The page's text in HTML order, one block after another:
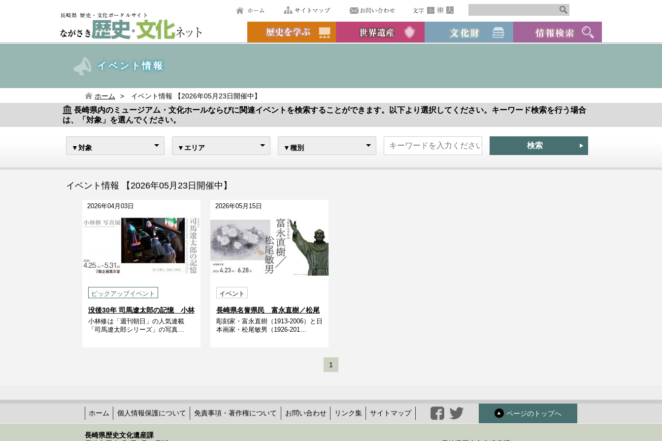
イベント情報
ホーム イベント情報 【2026年05月23日開催中】
長崎県内のミュージアム・文化ホールならびに関連イベントを検索することができます。以下より選択してください。キーワード検索を行う場合
は、「対象」を選んでください。
▼対象 ▼エリア ▼種別
イベント情報 【2026年05月23日開催中】
2026年04月03日
ピックアップイベント
没後30年 司馬遼󠄁太郎の記憶 小林
修 写真展
小林修は「週刊朝日」の人気連載
「司馬遼󠄁太郎シリーズ」の写真…
2026年05月15日
イベント
長崎県名誉県民 富永直樹／松尾
敏男
彫刻家・富永直樹（1913-2006）と日
本画家・松尾敏男（1926-201…
1
ホーム 個人情報保護について 免責事項・著作権について お問い合わせ リンク集 サイトマップ ページのトップへ
長崎県歴史文化遺産課